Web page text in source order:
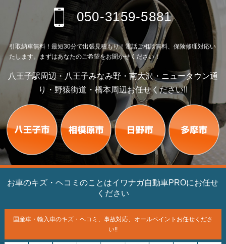
050-3159-5881
引取納車無料！最短30分で出張見積もり！電話ご相談無料、保険修理対応い
たします。まずはあなたのご希望をお聞かせください！
八王子駅周辺・八王子みなみ野・南大沢・ニュータウン通
り・野猿街道・橋本周辺お任せください!!
お車のキズ・ヘコミのことはイワナガ自動車PROにお任せ
ください
国産車・輸入車のキズ・ヘコミ、 事故対応、オールペイント お任せくださ
い!!